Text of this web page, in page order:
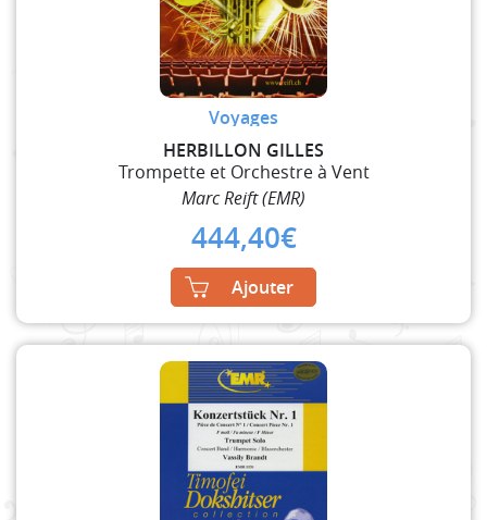
Voyages
HERBILLON GILLES
Trompette et Orchestre à Vent
Marc Reift (EMR)
444,40€
Ajouter